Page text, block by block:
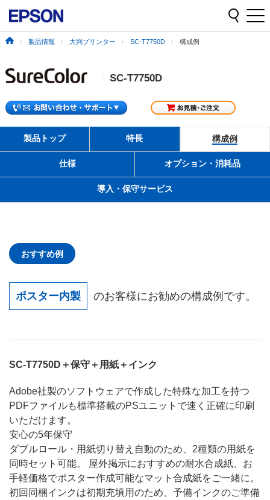
製品情報 大判プリンター SC-T7750D 構成例
SC-T7750D
製品トップ 特長 構成例
仕様 オプション・消耗品
導入・保守サービス
おすすめ例
ポスター内製 のお客様にお勧めの構成例です。
SC-T7750D＋保守＋用紙＋インク
Adobe社製のソフトウェアで作成した特殊な加工を持つ
PDFファイルも標準搭載のPSユニットで速く正確に印刷
いただけます。
安心の5年保守
ダブルロール・用紙切り替え自動のため、2種類の用紙を
同時セット可能。
屋外掲示におすすめの耐水合成紙、お
手軽価格でポスター作成可能なマット合成紙をご一緒に。
初回同梱インクは初期充填用のため、予備インクのご準備